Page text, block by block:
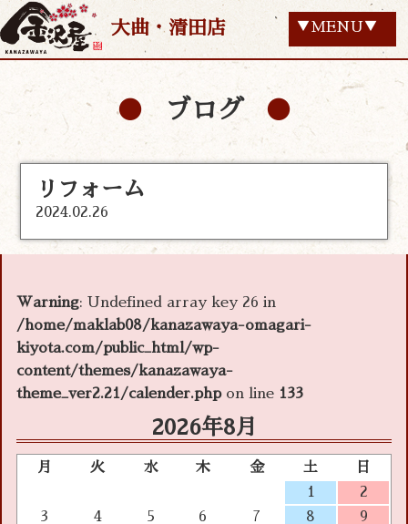
大曲・清田店 ▼MENU▼
ブログ
リフォーム
2024.02.26
Warning: Undefined array key 26 in
/home/maklab08/kanazawaya-omagari-
kiyota.com/public_html/wp-
content/themes/kanazawaya-
theme_ver2.21/calender.phpon line 133
2026年8月
月 火 水 木 金 土
日
1
2
3
4 5 6 7 8
9